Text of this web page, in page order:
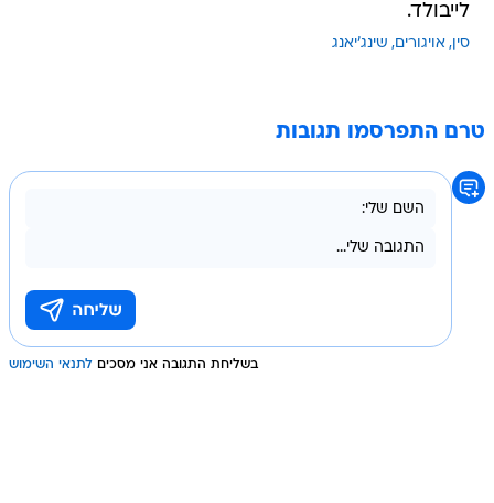
לייבולד.
סין אויגורים שינג'יאנג
טרם התפרסמו תגובות
בשליחת התגובה אני מסכים לתנאי השימוש